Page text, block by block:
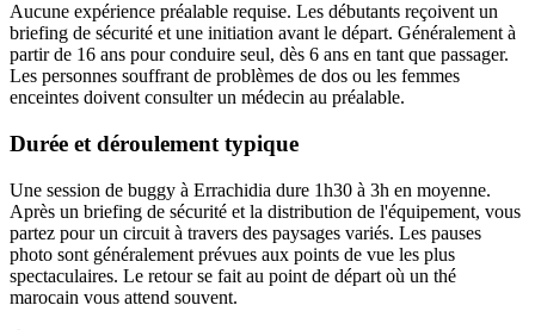
Aucune expérience préalable requise. Les débutants reçoivent un
briefing de sécurité et une initiation avant le départ. Généralement à
partir de 16 ans pour conduire seul, dès 6 ans en tant que passager.
Les personnes souffrant de problèmes de dos ou les femmes
enceintes doivent consulter un médecin au préalable.
Durée et déroulement typique
Une session de buggy à Errachidia dure 1h30 à 3h en moyenne.
Après un briefing de sécurité et la distribution de l'équipement, vous
partez pour un circuit à travers des paysages variés. Les pauses
photo sont généralement prévues aux points de vue les plus
spectaculaires. Le retour se fait au point de départ où un thé
marocain vous attend souvent.